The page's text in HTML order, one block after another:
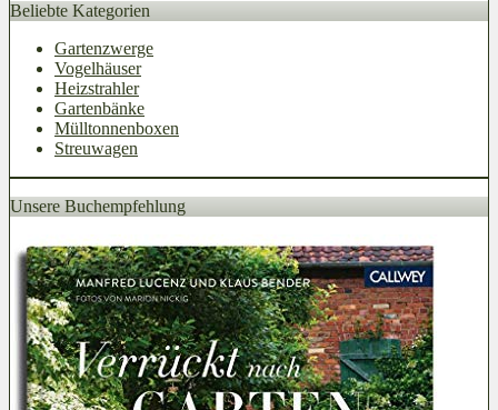
Beliebte Kategorien
Gartenzwerge
Vogelhäuser
Heizstrahler
Gartenbänke
Mülltonnenboxen
Streuwagen
Unsere Buchempfehlung